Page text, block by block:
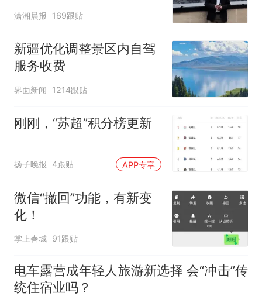
潇湘晨报 169跟贴
新疆优化调整景区内自驾
服务收费
界面新闻 1214跟贴
刚刚，“苏超”积分榜更新
扬子晚报 4跟贴 APP专享
微信“撤回”功能，有新变
化！
掌上春城 91跟贴
电车露营成年轻人旅游新选择 会“冲击”传
统住宿业吗？